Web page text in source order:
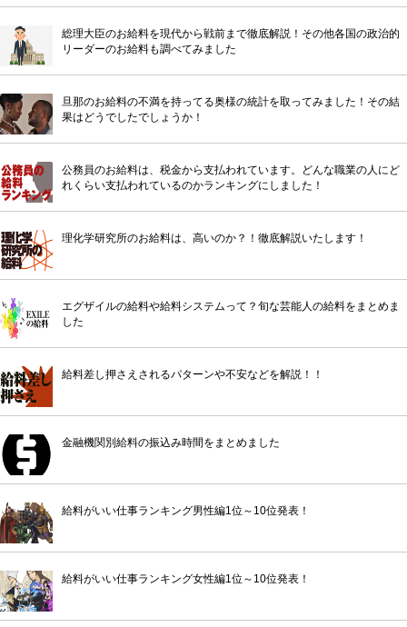
総理大臣のお給料を現代から戦前まで徹底解説！その他各国の政治的
リーダーのお給料も調べてみました
旦那のお給料の不満を持ってる奥様の統計を取ってみました！その結
果はどうでしたでしょうか！
公務員のお給料は、税金から支払われています。どんな職業の人にど
れくらい支払われているのかランキングにしました！
理化学研究所のお給料は、高いのか？！徹底解説いたします！
エグザイルの給料や給料システムって？旬な芸能人の給料をまとめま
した
給料差し押さえされるパターンや不安などを解説！！
金融機関別給料の振込み時間をまとめました
給料がいい仕事ランキング男性編1位～10位発表！
給料がいい仕事ランキング女性編1位～10位発表！